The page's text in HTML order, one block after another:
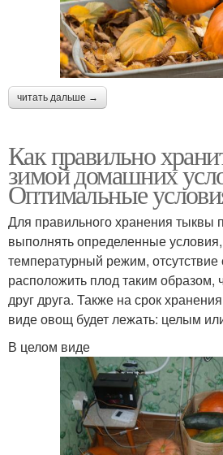
читать дальше →
Как правильно
зимой домашних
Оптимальные
Для правильного хранения тыквы
выполнять определенные
температурный режим,
расположить плод таким образом,
друг друга. Также на срок
виде овощ будет лежать: целым
В целом виде